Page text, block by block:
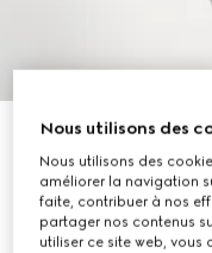
À personnaliser avec vos initiales
Porte-cartes long
€ 370
Nous utilisons des
Nous utilisons des
améliorer la navigation
faite, contribuer à nos
partager nos contenus
utiliser ce site web, vous